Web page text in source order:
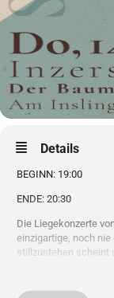
Details
BEGINN: 19:00
ENDE: 20:30
Die Liegekonzerte
einzigartige, noch
stillzustehen scheint
ganz der Musik